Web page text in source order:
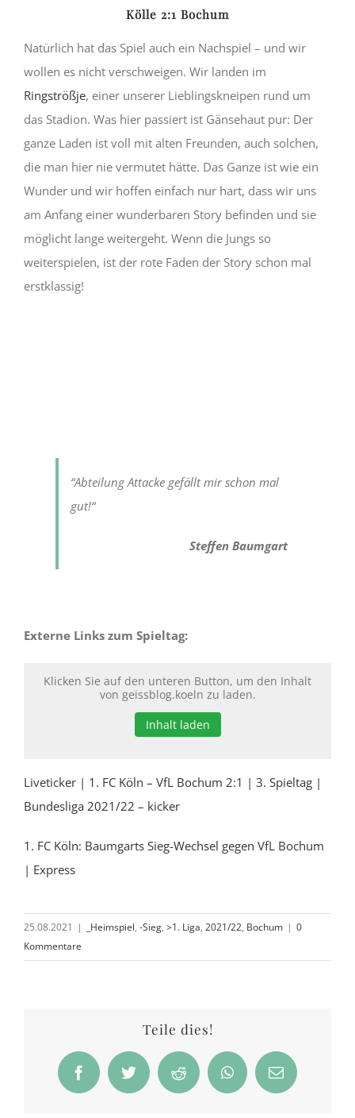
Kölle 2:1 Bochum
Natürlich hat das Spiel auch ein Nachspiel – und wir
wollen es nicht verschweigen. Wir landen im
Ringströßje, einer unserer Lieblingskneipen rund um
das Stadion. Was hier passiert ist Gänsehaut pur: Der
ganze Laden ist voll mit alten Freunden, auch solchen,
die man hier nie vermutet hätte. Das Ganze ist wie ein
Wunder und wir hoffen einfach nur hart, dass wir uns
am Anfang einer wunderbaren Story befinden und sie
möglicht lange weitergeht. Wenn die Jungs so
weiterspielen, ist der rote Faden der Story schon mal
erstklassig!
“Abteilung Attacke gefällt mir schon mal
gut!“
Steffen Baumgart
Externe Links zum Spieltag:
Klicken Sie auf den unteren Button, um den Inhalt
von geissblog.koeln zu laden.
Inhalt laden
Liveticker | 1. FC Köln – VfL Bochum 2:1 | 3. Spieltag |
Bundesliga 2021/22 – kicker
1. FC Köln: Baumgarts Sieg-Wechsel gegen VfL Bochum
| Express
25.08.2021 | _Heimspiel, -Sieg, >1. Liga, 2021/22, Bochum | 0
Kommentare
Teile dies!
FacebookTwitter Reddit WhatsApp
E-
Mail